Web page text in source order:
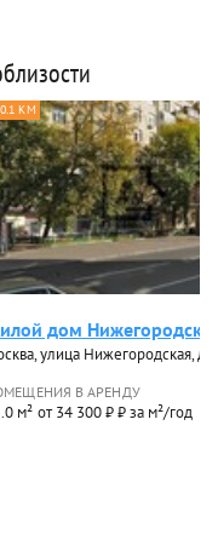
0.1 КМ
дом
улица Нижегородская,
В АРЕНДУ
м² от 34 300 ₽ ₽ за м²/год